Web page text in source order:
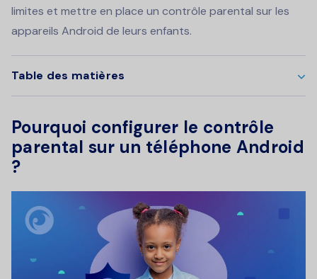
limites et mettre en place un contrôle parental sur les
appareils Android de leurs enfants.
Table des matières
Pourquoi configurer le contrôle
parental sur un téléphone Android
?